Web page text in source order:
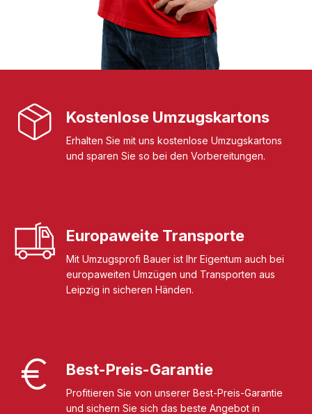
Kostenlose Umzugskartons
Erhalten Sie mit uns kostenlose Umzugskartons
und sparen Sie so bei den Vorbereitungen.
Europaweite Transporte
Mit Umzugsprofi Bauer ist Ihr Eigentum auch bei
europaweiten Umzügen und Transporten aus
Leipzig in sicheren Händen.
Best-Preis-Garantie
Profitieren Sie von unserer Best-Preis-Garantie
und sichern Sie sich das beste Angebot in